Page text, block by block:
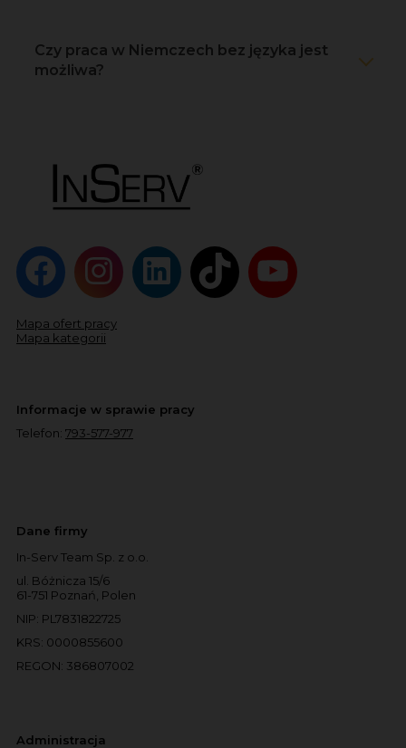
Czy praca w Niemczech bez języka jest
możliwa?
Mapa ofert pracy
Mapa kategorii
Informacje w sprawie pracy
Telefon: 793-577-977
Dane firmy
In-Serv Team Sp. z o.o.
ul. Bóżnicza 15/6
61-751 Poznań, Polen
NIP: PL7831822725
KRS: 0000855600
REGON: 386807002
Administracja